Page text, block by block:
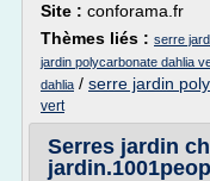
Site : conforama.fr
Thèmes liés : serre
jardin polycarbonate dahlia
dahlia / serre jardin
vert
Serres jardin